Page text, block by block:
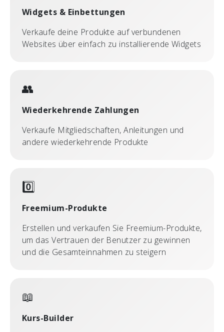
Widgets & Einbettungen
Verkaufe deine Produkte auf verbundenen
Websites über einfach zu installierende Widgets
👥
Wiederkehrende Zahlungen
Verkaufe Mitgliedschaften, Anleitungen und
andere wiederkehrende Produkte
0️⃣
Freemium-Produkte
Erstellen und verkaufen Sie Freemium-Produkte,
um das Vertrauen der Benutzer zu gewinnen
und die Gesamteinnahmen zu steigern
📖
Kurs-Builder